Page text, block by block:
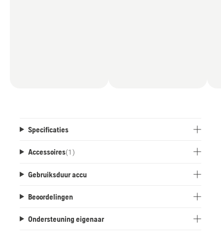
Specificaties
Accessoires(1 )
Gebruiksduur accu
Beoordelingen
Ondersteuning eigenaar